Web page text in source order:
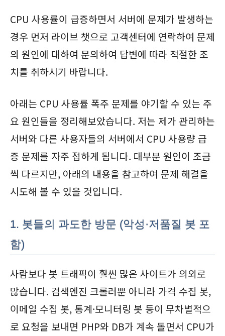
CPU 사용률이 급증하면서 서버에 문제가 발생하는
경우 먼저 라이브 챗으로 고객센터에 연락하여 문제
의 원인에 대하여 문의하여 답변에 따라 적절한 조
치를 취하시기 바랍니다.
아래는 CPU 사용률 폭주 문제를 야기할 수 있는 주
요 원인들을 정리해보았습니다. 저는 제가 관리하는
서버와 다른 사용자들의 서버에서 CPU 사용량 급
증 문제를 자주 접하게 됩니다. 대부분 원인이 조금
씩 다르지만, 아래의 내용을 참고하여 문제 해결을
시도해 볼 수 있을 것입니다.
1. 봇들의 과도한 방문 (악성·저품질 봇 포
함)
사람보다 봇 트래픽이 훨씬 많은 사이트가 의외로
많습니다. 검색엔진 크롤러뿐 아니라 가격 수집 봇,
이메일 수집 봇, 통계·모니터링 봇 등이 무차별적으
로 요청을 보내면 PHP와 DB가 계속 돌면서 CPU가